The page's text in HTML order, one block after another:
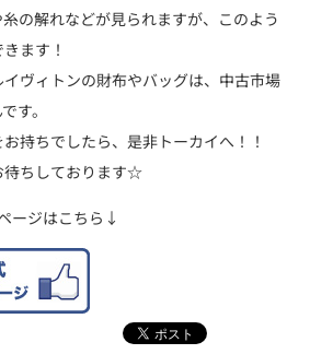
の解れなどが見られますが、このよう
ます！
ヴィトンの財布やバッグは、中古市場
す。
持ちでしたら、是非トーカイへ！！
待ちしております☆
ージはこちら↓